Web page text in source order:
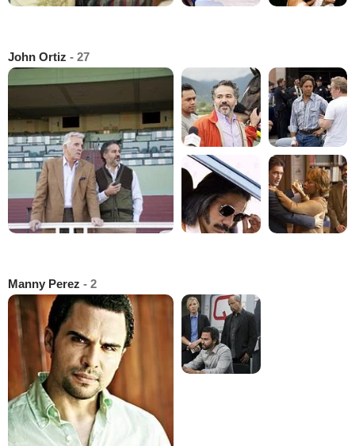
John Ortiz - 27
Manny Perez - 2